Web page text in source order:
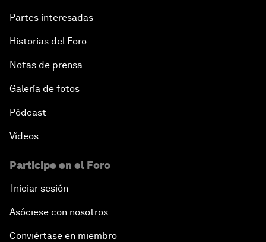
Partes interesadas
Historias del Foro
Notas de prensa
Galería de fotos
Pódcast
Vídeos
Participe en el Foro
Iniciar sesión
Asóciese con nosotros
Conviértase en miembro